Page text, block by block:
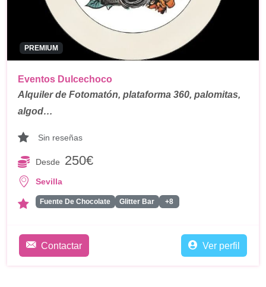
PREMIUM
Eventos Dulcechoco
Alquiler de Fotomatón, plataforma 360, palomitas,
algod…
Sin reseñas
Desde 250€
Sevilla
Fuente De Chocolate Glitter Bar +8
Contactar Ver perfil